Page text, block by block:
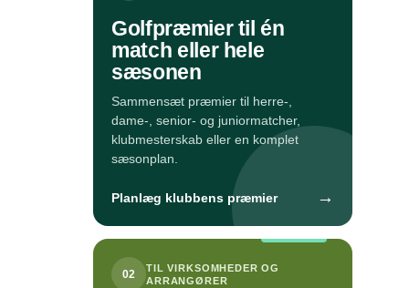
Golfpræmier til én
match eller hele
sæsonen
Sammensæt præmier til herre-,
dame-, senior- og juniormatcher,
klubmesterskab eller en komplet
sæsonplan.
Planlæg klubbens præmier →
02
TIL VIRKSOMHEDER OG
ARRANGØRER